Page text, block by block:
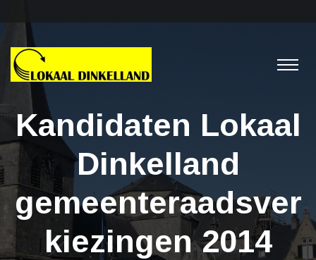
Kandidaten Lokaal
Dinkelland
gemeenteraadsver
kiezingen 2014